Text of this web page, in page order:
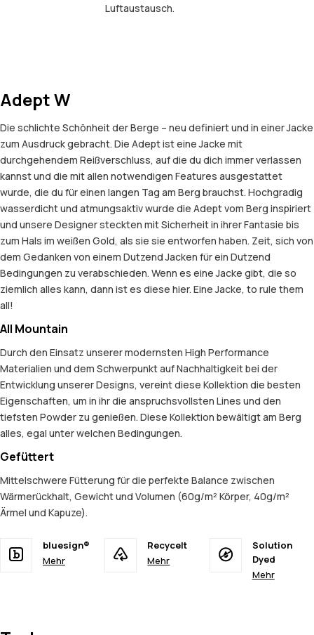
Luftaustausch.
Adept W
Die schlichte Schönheit der Berge – neu definiert und in einer Jacke
zum Ausdruck gebracht. Die Adept ist eine Jacke mit
durchgehendem Reißverschluss, auf die du dich immer verlassen
kannst und die mit allen notwendigen Features ausgestattet
wurde, die du für einen langen Tag am Berg brauchst. Hochgradig
wasserdicht und atmungsaktiv wurde die Adept vom Berg inspiriert
und unsere Designer steckten mit Sicherheit in ihrer Fantasie bis
zum Hals im weißen Gold, als sie sie entworfen haben. Zeit, sich von
dem Gedanken von einem Dutzend Jacken für ein Dutzend
Bedingungen zu verabschieden. Wenn es eine Jacke gibt, die so
ziemlich alles kann, dann ist es diese hier. Eine Jacke, to rule them
all!
All Mountain
Durch den Einsatz unserer modernsten High Performance
Materialien und dem Schwerpunkt auf Nachhaltigkeit bei der
Entwicklung unserer Designs, vereint diese Kollektion die besten
Eigenschaften, um in ihr die anspruchsvollsten Lines und den
tiefsten Powder zu genießen. Diese Kollektion bewältigt am Berg
alles, egal unter welchen Bedingungen.
Gefüttert
Mittelschwere Fütterung für die perfekte Balance zwischen
Wärmerückhalt, Gewicht und Volumen (60g/m² Körper, 40g/m²
Ärmel und Kapuze).
bluesign®
Mehr
Recycelt
Mehr
Solution
Dyed
Mehr